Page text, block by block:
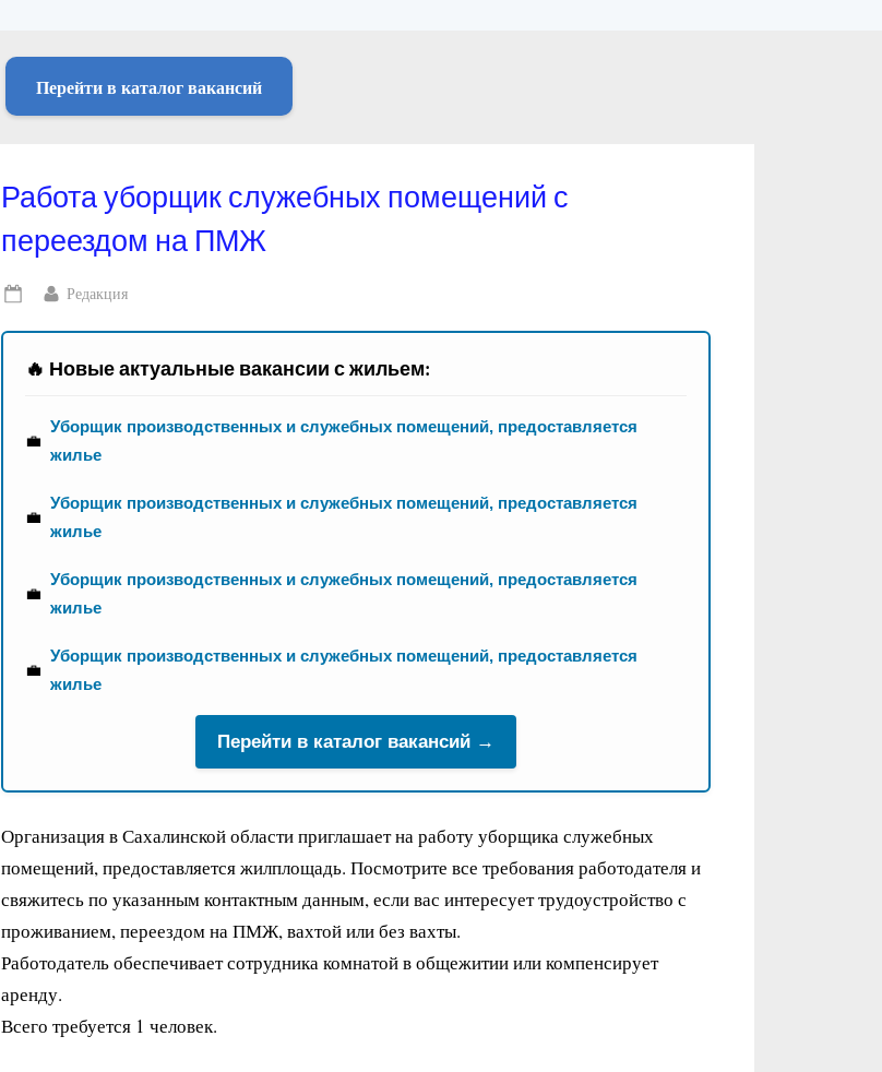
Перейти в каталог вакансий
Работа уборщик служебных помещений с
переездом на ПМЖ
Posted
on
By
Редакция
🔥 Новые актуальные вакансии с жильем:
💼
Уборщик производственных и служебных помещений, предоставляется
жилье
💼
Уборщик производственных и служебных помещений, предоставляется
жилье
💼
Уборщик производственных и служебных помещений, предоставляется
жилье
💼
Уборщик производственных и служебных помещений, предоставляется
жилье
Перейти в каталог вакансий →
Организация в Сахалинской области приглашает на работу уборщика служебных
помещений, предоставляется жилплощадь. Посмотрите все требования работодателя и
свяжитесь по указанным контактным данным, если вас интересует трудоустройство с
проживанием, переездом на ПМЖ, вахтой или без вахты.
Работодатель обеспечивает сотрудника комнатой в общежитии или компенсирует
аренду.
Всего требуется 1 человек.